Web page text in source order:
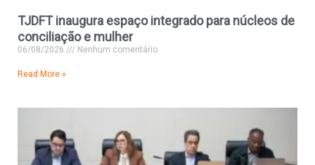
TJDFT inaugura espaço integrado para núcleos de
conciliação e mulher
06/08/2026 Nenhum comentário
Read More »